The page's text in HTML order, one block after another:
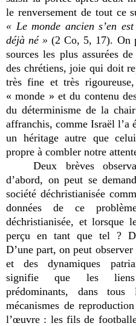
le renversement de tout ce
« Le monde ancien s’en
déjà né »(2 Co, 5, 17). On
sources les plus assurées
des chrétiens, joie qui doit
très fine et très
« monde » et du contenu
du déterminisme de la
affranchis, comme Israël l’a
un héritage autre que
propre à combler notre
Deux brèves
d’abord, on peut se
société déchristianisée
données de ce
déchristianisée, et lorsque
perçu en tant que tel ?
D’une part, on peut
et des dynamiques
signifie que les liens
prédominants, dans
mécanismes de
l’œuvre : les fils de